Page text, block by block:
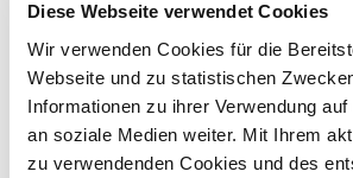
Diese Webseite verwendet Cookies
Wir verwenden Cookies für die
Webseite und zu statistischen
Informationen zu ihrer Verwendung
an soziale Medien weiter. Mit Ihrem
zu verwendenden Cookies und des
Anbieter: